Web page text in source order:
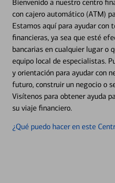
Bienvenido a nuestro centro
con cajero automático (ATM)
Estamos aquí para ayudar con
financieras, ya sea que esté
bancarias en cualquier lugar o
equipo local de especialistas.
y orientación para ayudar con
futuro, construir un negocio o
Visítenos para obtener ayuda
su viaje financiero.
¿Qué puedo hacer en este